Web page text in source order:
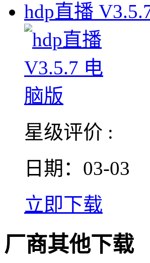
hdp直播
星级评价 :
日期：03-03
立即下载
厂商其他下载